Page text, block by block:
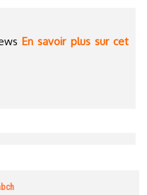
En savoir plus sur cet